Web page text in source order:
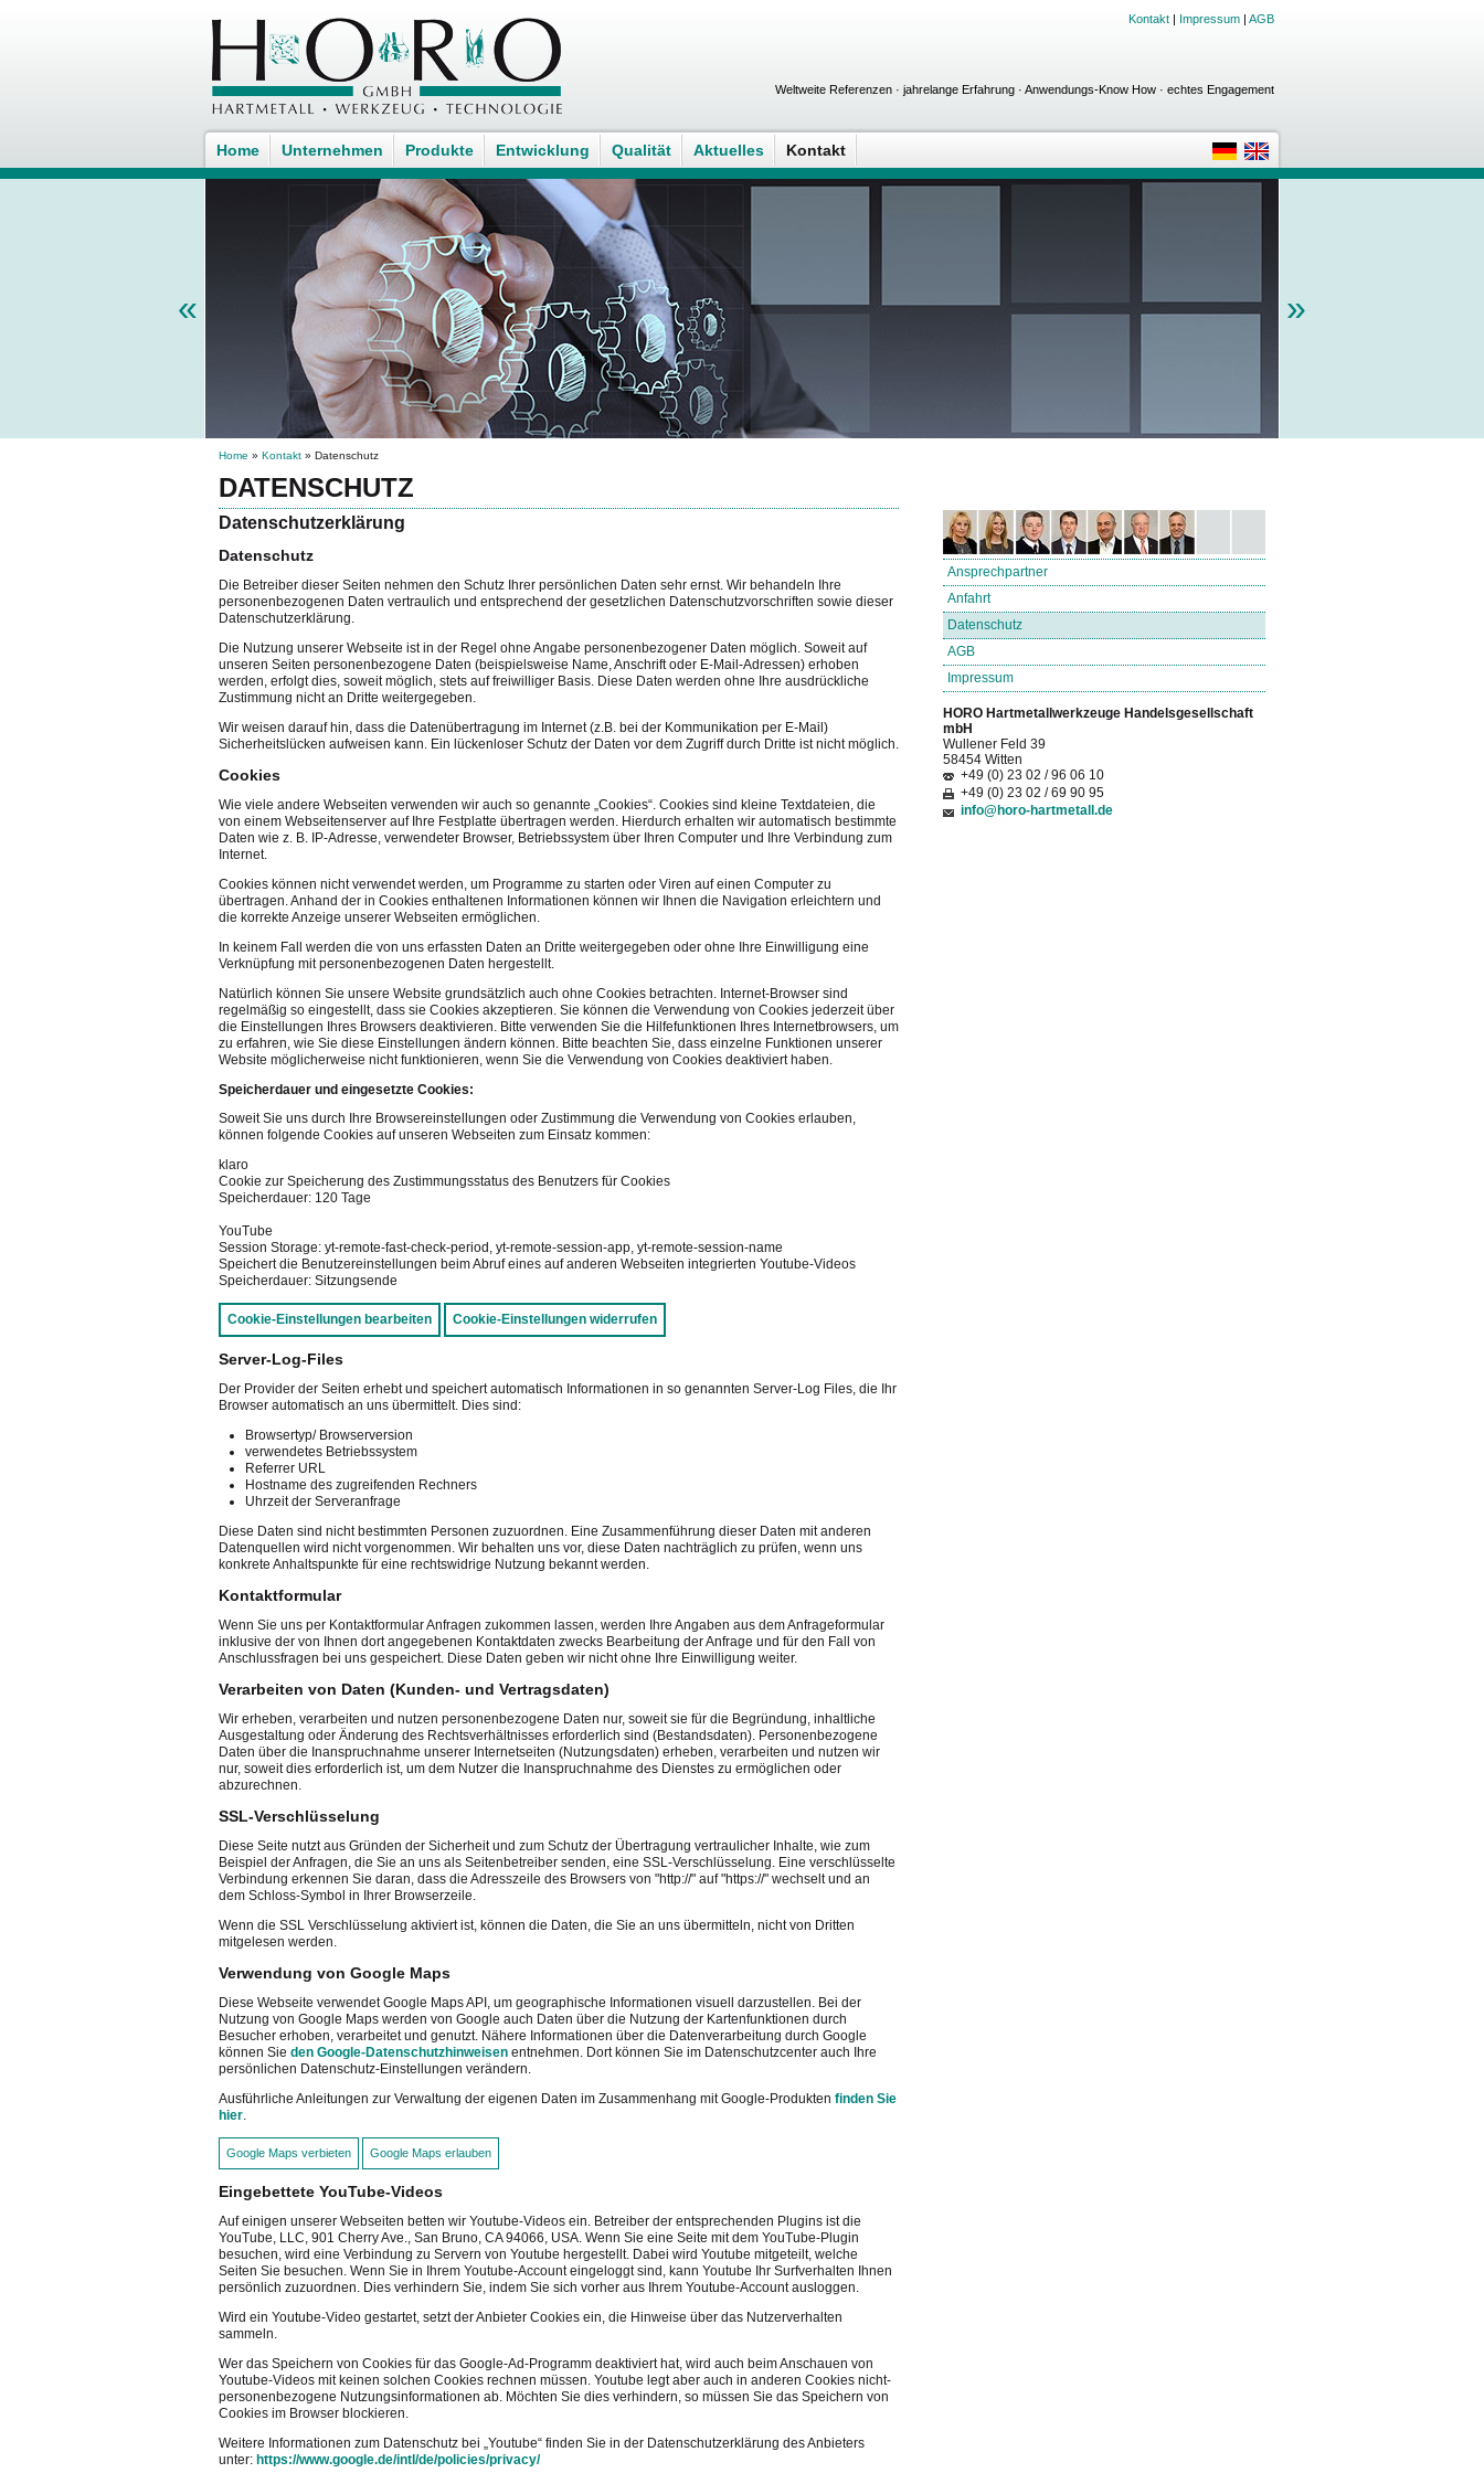
Kontakt | Impressum | AGB
Weltweite Referenzen · jahrelange Erfahrung · Anwendungs-Know How · echtes Engagement
Home Unternehmen Produkte Entwicklung Qualität Aktuelles Kontakt
« »
Home » Kontakt » Datenschutz
Ansprechpartner
Anfahrt
Datenschutz
AGB
Impressum
HORO Hartmetallwerkzeuge Handelsgesellschaft
mbH
Wullener Feld 39
58454 Witten
+49 (0) 23 02 / 96 06 10
+49 (0) 23 02 / 69 90 95
info@horo-hartmetall.de
DATENSCHUTZ
Datenschutzerklärung
Datenschutz
Die Betreiber dieser Seiten nehmen den Schutz Ihrer persönlichen Daten sehr ernst. Wir behandeln Ihre
personenbezogenen Daten vertraulich und entsprechend der gesetzlichen Datenschutzvorschriften sowie dieser
Datenschutzerklärung.
Die Nutzung unserer Webseite ist in der Regel ohne Angabe personenbezogener Daten möglich. Soweit auf
unseren Seiten personenbezogene Daten (beispielsweise Name, Anschrift oder E-Mail-Adressen) erhoben
werden, erfolgt dies, soweit möglich, stets auf freiwilliger Basis. Diese Daten werden ohne Ihre ausdrückliche
Zustimmung nicht an Dritte weitergegeben.
Wir weisen darauf hin, dass die Datenübertragung im Internet (z.B. bei der Kommunikation per E-Mail)
Sicherheitslücken aufweisen kann. Ein lückenloser Schutz der Daten vor dem Zugriff durch Dritte ist nicht möglich.
Cookies
Wie viele andere Webseiten verwenden wir auch so genannte „Cookies“. Cookies sind kleine Textdateien, die
von einem Webseitenserver auf Ihre Festplatte übertragen werden. Hierdurch erhalten wir automatisch bestimmte
Daten wie z. B. IP-Adresse, verwendeter Browser, Betriebssystem über Ihren Computer und Ihre Verbindung zum
Internet.
Cookies können nicht verwendet werden, um Programme zu starten oder Viren auf einen Computer zu
übertragen. Anhand der in Cookies enthaltenen Informationen können wir Ihnen die Navigation erleichtern und
die korrekte Anzeige unserer Webseiten ermöglichen.
In keinem Fall werden die von uns erfassten Daten an Dritte weitergegeben oder ohne Ihre Einwilligung eine
Verknüpfung mit personenbezogenen Daten hergestellt.
Natürlich können Sie unsere Website grundsätzlich auch ohne Cookies betrachten. Internet-Browser sind
regelmäßig so eingestellt, dass sie Cookies akzeptieren. Sie können die Verwendung von Cookies jederzeit über
die Einstellungen Ihres Browsers deaktivieren. Bitte verwenden Sie die Hilfefunktionen Ihres Internetbrowsers, um
zu erfahren, wie Sie diese Einstellungen ändern können. Bitte beachten Sie, dass einzelne Funktionen unserer
Website möglicherweise nicht funktionieren, wenn Sie die Verwendung von Cookies deaktiviert haben.
Speicherdauer und eingesetzte Cookies:
Soweit Sie uns durch Ihre Browsereinstellungen oder Zustimmung die Verwendung von Cookies erlauben,
können folgende Cookies auf unseren Webseiten zum Einsatz kommen:
klaro
Cookie zur Speicherung des Zustimmungsstatus des Benutzers für Cookies
Speicherdauer: 120 Tage
YouTube
Session Storage: yt-remote-fast-check-period, yt-remote-session-app, yt-remote-session-name
Speichert die Benutzereinstellungen beim Abruf eines auf anderen Webseiten integrierten Youtube-Videos
Speicherdauer: Sitzungsende
Cookie-Einstellungen bearbeiten Cookie-Einstellungen widerrufen
Server-Log-Files
Der Provider der Seiten erhebt und speichert automatisch Informationen in so genannten Server-Log Files, die Ihr
Browser automatisch an uns übermittelt. Dies sind:
Browsertyp/ Browserversion
verwendetes Betriebssystem
Referrer URL
Hostname des zugreifenden Rechners
Uhrzeit der Serveranfrage
Diese Daten sind nicht bestimmten Personen zuzuordnen. Eine Zusammenführung dieser Daten mit anderen
Datenquellen wird nicht vorgenommen. Wir behalten uns vor, diese Daten nachträglich zu prüfen, wenn uns
konkrete Anhaltspunkte für eine rechtswidrige Nutzung bekannt werden.
Kontaktformular
Wenn Sie uns per Kontaktformular Anfragen zukommen lassen, werden Ihre Angaben aus dem Anfrageformular
inklusive der von Ihnen dort angegebenen Kontaktdaten zwecks Bearbeitung der Anfrage und für den Fall von
Anschlussfragen bei uns gespeichert. Diese Daten geben wir nicht ohne Ihre Einwilligung weiter.
Verarbeiten von Daten (Kunden- und Vertragsdaten)
Wir erheben, verarbeiten und nutzen personenbezogene Daten nur, soweit sie für die Begründung, inhaltliche
Ausgestaltung oder Änderung des Rechtsverhältnisses erforderlich sind (Bestandsdaten). Personenbezogene
Daten über die Inanspruchnahme unserer Internetseiten (Nutzungsdaten) erheben, verarbeiten und nutzen wir
nur, soweit dies erforderlich ist, um dem Nutzer die Inanspruchnahme des Dienstes zu ermöglichen oder
abzurechnen.
SSL-Verschlüsselung
Diese Seite nutzt aus Gründen der Sicherheit und zum Schutz der Übertragung vertraulicher Inhalte, wie zum
Beispiel der Anfragen, die Sie an uns als Seitenbetreiber senden, eine SSL-Verschlüsselung. Eine verschlüsselte
Verbindung erkennen Sie daran, dass die Adresszeile des Browsers von "http://" auf "https://" wechselt und an
dem Schloss-Symbol in Ihrer Browserzeile.
Wenn die SSL Verschlüsselung aktiviert ist, können die Daten, die Sie an uns übermitteln, nicht von Dritten
mitgelesen werden.
Verwendung von Google Maps
Diese Webseite verwendet Google Maps API, um geographische Informationen visuell darzustellen. Bei der
Nutzung von Google Maps werden von Google auch Daten über die Nutzung der Kartenfunktionen durch
Besucher erhoben, verarbeitet und genutzt. Nähere Informationen über die Datenverarbeitung durch Google
können Sie den Google-Datenschutzhinweisen entnehmen. Dort können Sie im Datenschutzcenter auch Ihre
persönlichen Datenschutz-Einstellungen verändern.
Ausführliche Anleitungen zur Verwaltung der eigenen Daten im Zusammenhang mit Google-Produkten finden Sie
hier.
Google Maps verbieten Google Maps erlauben
Eingebettete YouTube-Videos
Auf einigen unserer Webseiten betten wir Youtube-Videos ein. Betreiber der entsprechenden Plugins ist die
YouTube, LLC, 901 Cherry Ave., San Bruno, CA 94066, USA. Wenn Sie eine Seite mit dem YouTube-Plugin
besuchen, wird eine Verbindung zu Servern von Youtube hergestellt. Dabei wird Youtube mitgeteilt, welche
Seiten Sie besuchen. Wenn Sie in Ihrem Youtube-Account eingeloggt sind, kann Youtube Ihr Surfverhalten Ihnen
persönlich zuzuordnen. Dies verhindern Sie, indem Sie sich vorher aus Ihrem Youtube-Account ausloggen.
Wird ein Youtube-Video gestartet, setzt der Anbieter Cookies ein, die Hinweise über das Nutzerverhalten
sammeln.
Wer das Speichern von Cookies für das Google-Ad-Programm deaktiviert hat, wird auch beim Anschauen von
Youtube-Videos mit keinen solchen Cookies rechnen müssen. Youtube legt aber auch in anderen Cookies nicht-
personenbezogene Nutzungsinformationen ab. Möchten Sie dies verhindern, so müssen Sie das Speichern von
Cookies im Browser blockieren.
Weitere Informationen zum Datenschutz bei „Youtube“ finden Sie in der Datenschutzerklärung des Anbieters
unter: https://www.google.de/intl/de/policies/privacy/